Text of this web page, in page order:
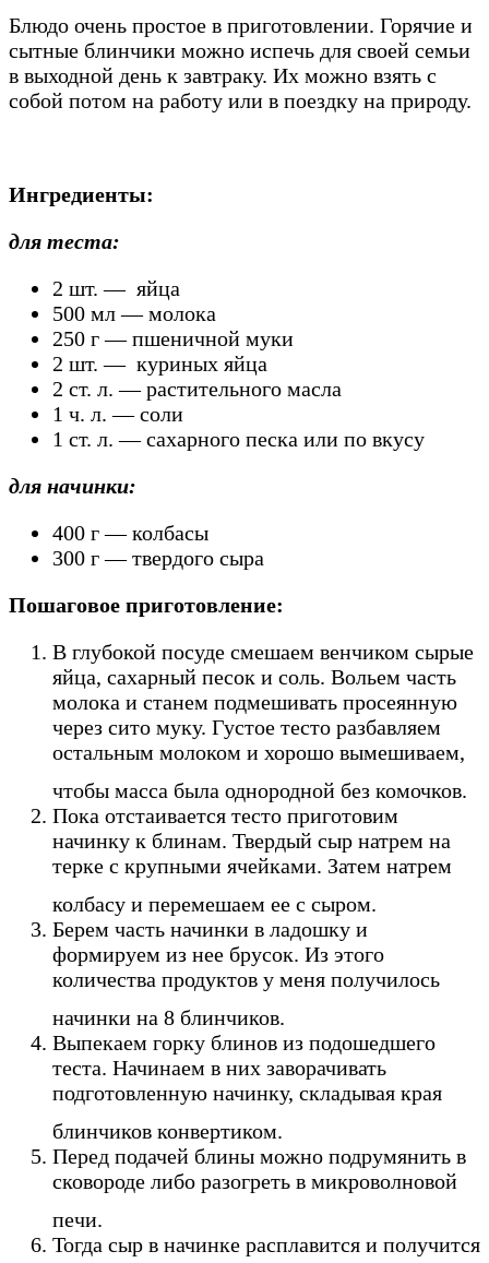
Блюдо очень простое в приготовлении. Горячие и
сытные блинчики можно испечь для своей семьи
в выходной день к завтраку. Их можно взять с
собой потом на работу или в поездку на природу.
Ингредиенты:
для теста:
2 шт. — яйца
500 мл — молока
250 г — пшеничной муки
2 шт. — куриных яйца
2 ст. л. — растительного масла
1 ч. л. — соли
1 ст. л. — сахарного песка или по вкусу
для начинки:
400 г — колбасы
300 г — твердого сыра
Пошаговое приготовление:
В глубокой посуде смешаем венчиком сырые
яйца, сахарный песок и соль. Вольем часть
молока и станем подмешивать просеянную
через сито муку. Густое тесто разбавляем
остальным молоком и хорошо вымешиваем,
чтобы масса была однородной без комочков.
Пока отстаивается тесто приготовим
начинку к блинам. Твердый сыр натрем на
терке с крупными ячейками. Затем натрем
колбасу и перемешаем ее с сыром.
Берем часть начинки в ладошку и
формируем из нее брусок. Из этого
количества продуктов у меня получилось
начинки на 8 блинчиков.
Выпекаем горку блинов из подошедшего
теста. Начинаем в них заворачивать
подготовленную начинку, складывая края
блинчиков конвертиком.
Перед подачей блины можно подрумянить в
сковороде либо разогреть в микроволновой
печи.
Тогда сыр в начинке расплавится и получится